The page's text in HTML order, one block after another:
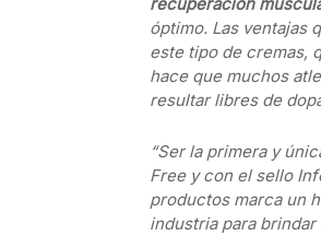
óptimo. Las ventajas
este tipo de cremas,
hace que muchos
resultar libres de
“Ser la primera y
Free y con el sello
productos marca un
industria para